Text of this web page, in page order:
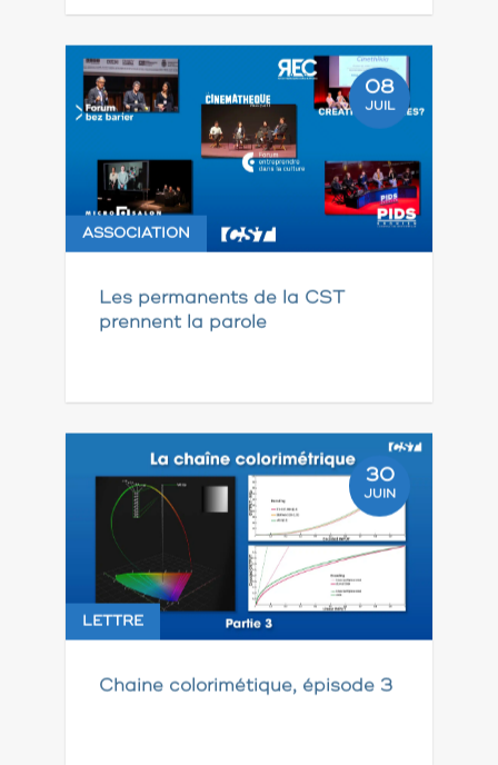
08
JUIL
ASSOCIATION
Les permanents de la CST
prennent la parole
30
JUIN
LETTRE
Chaine colorimétique, épisode 3